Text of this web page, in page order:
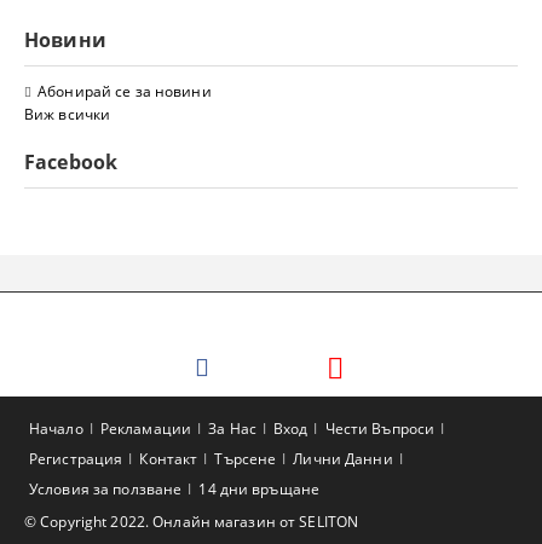
Новини
Абонирай се за новини
Виж всички
Facebook
© Copyright 2022. Онлайн магазин от SELITON
Начало Рекламации За Нас Вход
Чести Въпроси
Регистрация
Контакт Търсене
Лични Данни
Условия за ползване
14 дни връщане